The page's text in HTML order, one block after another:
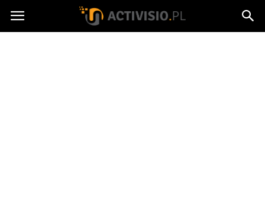
Activisio.pl